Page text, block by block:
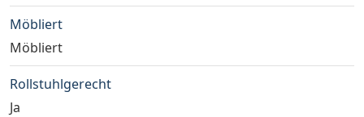
Möbliert
Möbliert
Rollstuhlgerecht
Ja